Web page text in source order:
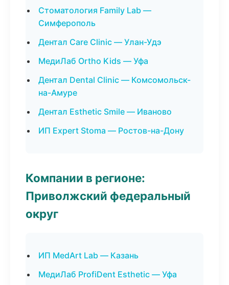
Стоматология Family Lab —
Симферополь
Дентал Care Clinic — Улан-Удэ
МедиЛаб Ortho Kids — Уфа
Дентал Dental Clinic — Комсомольск-
на-Амуре
Дентал Esthetic Smile — Иваново
ИП Expert Stoma — Ростов-на-Дону
Компании в регионе:
Приволжский федеральный
округ
ИП MedArt Lab — Казань
МедиЛаб ProfiDent Esthetic — Уфа